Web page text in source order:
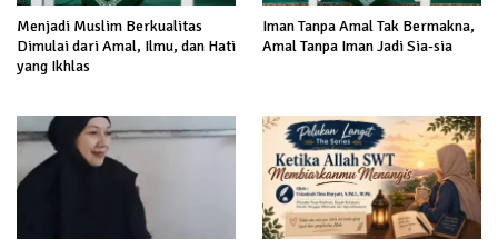
Menjadi Muslim Berkualitas
Dimulai dari Amal, Ilmu, dan Hati
yang Ikhlas
Iman Tanpa Amal Tak Bermakna,
Amal Tanpa Iman Jadi Sia-sia